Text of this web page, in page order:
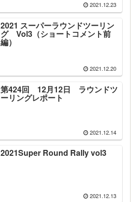
2021.12.23
2021 スーパーラウンドツーリン
グ Vol3（ショートコメント前
編）
2021.12.20
第424回 12月12日 ラウンドツ
ーリングレポート
2021.12.14
2021Super Round Rally vol3
2021.12.13